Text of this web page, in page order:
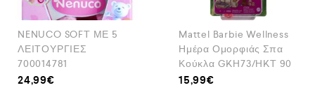
NENUCO SOFT ΜΕ 5
ΛΕΙΤΟΥΡΓΙΕΣ
700014781
24,99€
Mattel Barbie Wellness
Ημέρα Ομορφιάς Σπα
Κούκλα GKH73/HKT 90
15,99€